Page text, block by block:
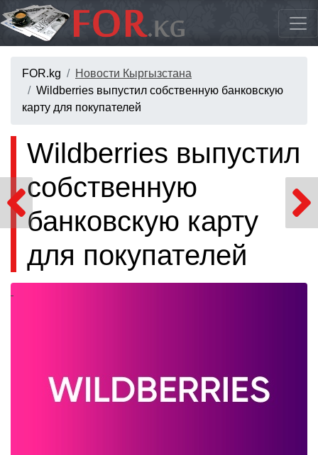
FOR.kg
Новости Кыргызстана
Wildberries выпустил собственную банковскую
карту для покупателей
Wildberries выпустил
собственную
банковскую карту
для покупателей